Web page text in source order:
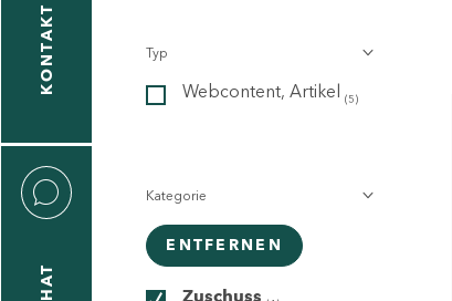
KONTAKT
CHAT
Typ
Webcontent, Artikel (5)
Kategorie
ENTFERNEN
Zuschuss